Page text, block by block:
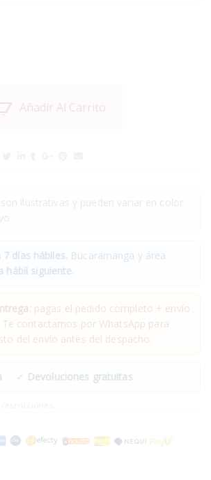
Añadir Al Carrito
7 días hábiles. Bucaramanga y área
hábil siguiente.
pagas el pedido completo + envío
contactamos por WhatsApp para
del envío antes del despacho.
· ✓ Devoluciones gratuitas